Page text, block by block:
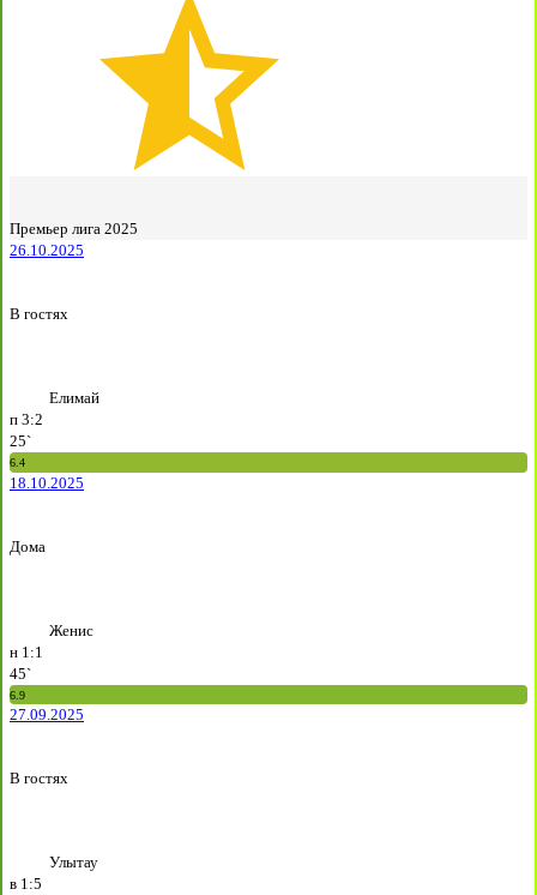
Премьер лига 2025
26.10.2025
В гостях
Елимай
п 3:2
25`
6.4
18.10.2025
Дома
Женис
н 1:1
45`
6.9
27.09.2025
В гостях
Улытау
в 1:5